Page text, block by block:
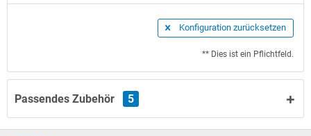
Konfiguration zurücksetzen
** Dies ist ein Pflichtfeld.
Passendes Zubehör 5